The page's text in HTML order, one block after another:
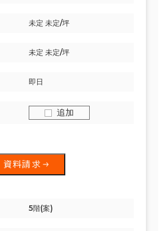
未定 未定/坪
未定 未定/坪
即日
追加
資料請求
5階(案)